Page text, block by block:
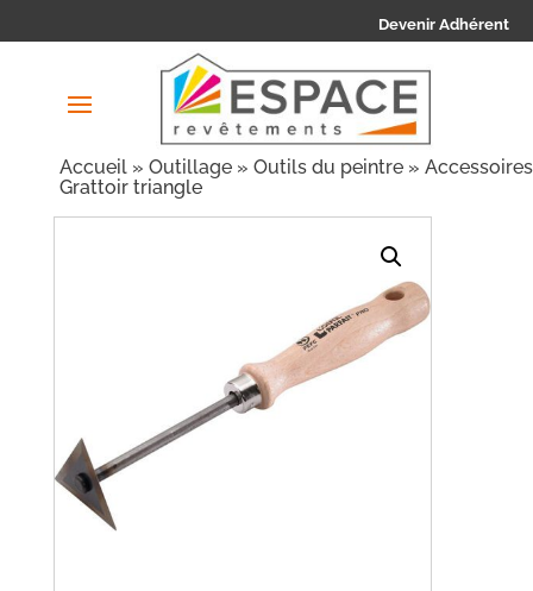
Devenir Adhérent
Accueil » Outillage » Outils du peintre » Accessoires
Grattoir triangle